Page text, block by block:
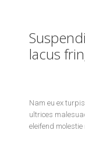
lacus
Nam eu ex
ultrices
eleifend molestie